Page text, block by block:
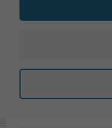
F-CONCEPT(3)